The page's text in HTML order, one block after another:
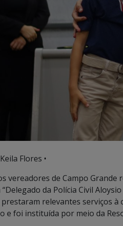
Flores •
vereadores de Campo Grande
da Polícia Civil
relevantes serviços à
foi instituída por meio da